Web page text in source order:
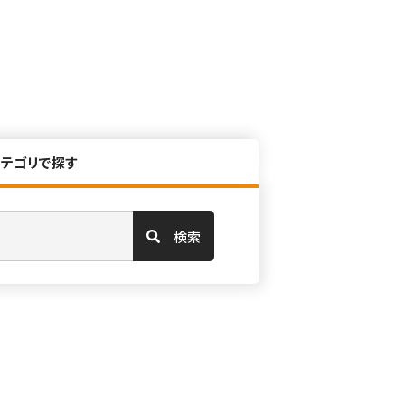
ゴリで探す
検索